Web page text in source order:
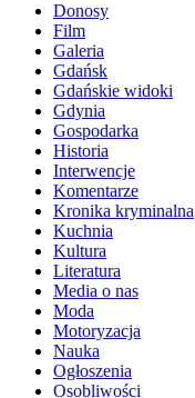
Donosy
Film
Galeria
Gdańsk
Gdańskie widoki
Gdynia
Gospodarka
Historia
Interwencje
Komentarze
Kronika kryminalna
Kuchnia
Kultura
Literatura
Media o nas
Moda
Motoryzacja
Nauka
Ogłoszenia
Osobliwości